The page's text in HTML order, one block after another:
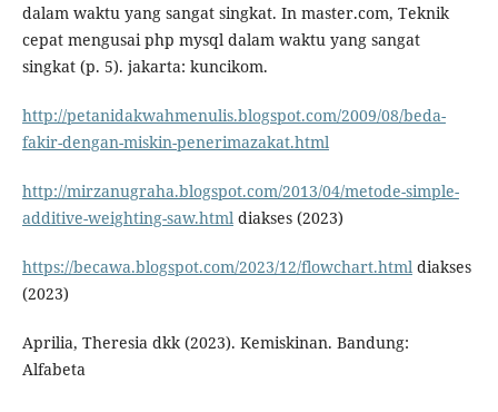
dalam waktu yang sangat singkat. In master.com, Teknik
cepat mengusai php mysql dalam waktu yang sangat
singkat (p. 5). jakarta: kuncikom.
http://petanidakwahmenulis.blogspot.com/2009/08/beda-
fakir-dengan-miskin-penerimazakat.html
http://mirzanugraha.blogspot.com/2013/04/metode-simple-
additive-weighting-saw.htmldiakses (2023)
https://becawa.blogspot.com/2023/12/flowchart.htmldiakses
(2023)
Aprilia, Theresia dkk (2023). Kemiskinan. Bandung:
Alfabeta